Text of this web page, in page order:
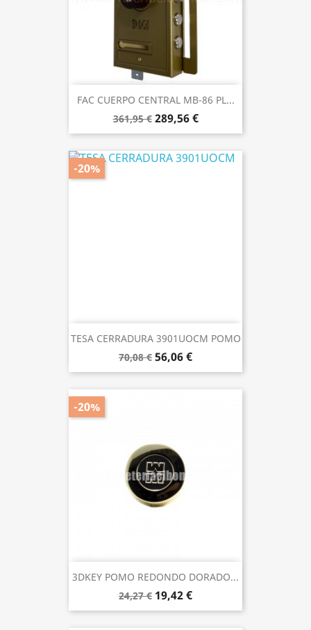
FAC CUERPO CENTRAL MB-86 PL...
361,95 € 289,56 €
TESA CERRADURA 3901UOCM POMO
70,08 € 56,06 €
-20%
3DKEY POMO REDONDO DORADO...
24,27 € 19,42 €
-20%